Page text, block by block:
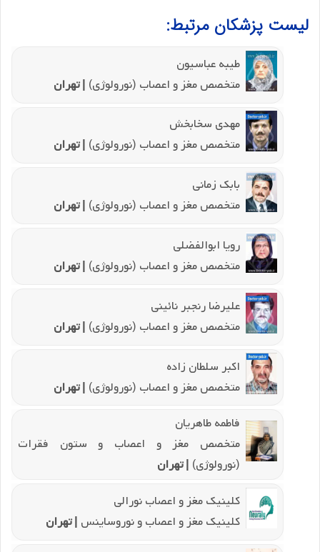
لیست پزشکان مرتبط:
طیبه عباسیون
متخصص مغز و اعصاب (نورولوژی) | تهران
مهدی سخابخش
متخصص مغز و اعصاب (نورولوژی) | تهران
بابک زمانی
متخصص مغز و اعصاب (نورولوژی) | تهران
رویا ابوالفضلی
متخصص مغز و اعصاب (نورولوژی) | تهران
علیرضا رنجبر نائینی
متخصص مغز و اعصاب (نورولوژی) | تهران
اکبر سلطان زاده
متخصص مغز و اعصاب (نورولوژی) | تهران
فاطمه طاهریان
متخصص مغز و اعصاب و ستون فقرات
(نورولوژی) | تهران
کلینیک مغز و اعصاب نورالی
کلینیک مغز و اعصاب و نوروساینس | تهران